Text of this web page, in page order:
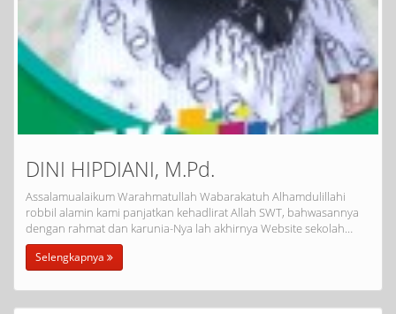
DINI HIPDIANI, M.Pd.
Assalamualaikum Warahmatullah Wabarakatuh Alhamdulillahi
robbil alamin kami panjatkan kehadlirat Allah SWT, bahwasannya
dengan rahmat dan karunia-Nya lah akhirnya Website sekolah…
Selengkapnya